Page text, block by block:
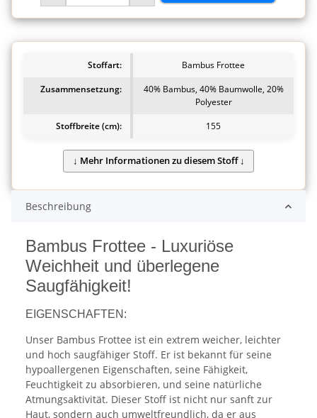
Stoffart:
Bambus Frottee
Zusammensetzung:
40% Bambus, 40% Baumwolle, 20%
Polyester
Stoffbreite (cm):
155
Beschreibung
Bambus Frottee - Luxuriöse
Weichheit und überlegene
Saugfähigkeit!
EIGENSCHAFTEN:
Unser Bambus Frottee ist ein extrem weicher, leichter
und hoch saugfähiger Stoff. Er ist bekannt für seine
hypoallergenen Eigenschaften, seine Fähigkeit,
Feuchtigkeit zu absorbieren, und seine natürliche
Atmungsaktivität. Dieser Stoff ist nicht nur sanft zur
Haut, sondern auch umweltfreundlich, da er aus